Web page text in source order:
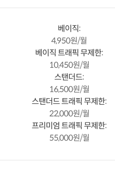
베이직:
4,950원/월
베이직 트래픽 무제한:
10,450원/월
스탠더드:
16,500원/월
스탠더드 트래픽 무제한:
22,000원/월
프리미엄 트래픽 무제한:
55,000원/월